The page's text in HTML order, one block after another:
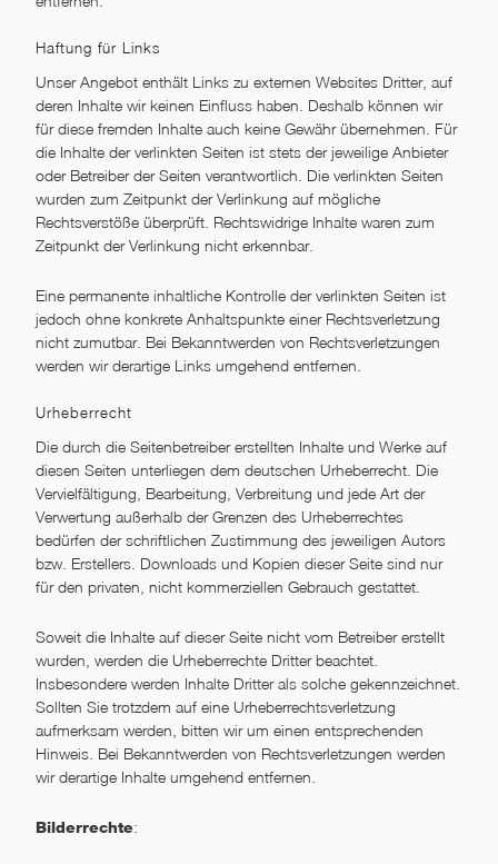
Haftung für Links
Unser Angebot enthält Links zu externen Websites Dritter, auf
deren Inhalte wir keinen Einfluss haben. Deshalb können wir
für diese fremden Inhalte auch keine Gewähr übernehmen. Für
die Inhalte der verlinkten Seiten ist stets der jeweilige Anbieter
oder Betreiber der Seiten verantwortlich. Die verlinkten Seiten
wurden zum Zeitpunkt der Verlinkung auf mögliche
Rechtsverstöße überprüft. Rechtswidrige Inhalte waren zum
Zeitpunkt der Verlinkung nicht erkennbar.
Eine permanente inhaltliche Kontrolle der verlinkten Seiten ist
jedoch ohne konkrete Anhaltspunkte einer Rechtsverletzung
nicht zumutbar. Bei Bekanntwerden von Rechtsverletzungen
werden wir derartige Links umgehend entfernen.
Urheberrecht
Die durch die Seitenbetreiber erstellten Inhalte und Werke auf
diesen Seiten unterliegen dem deutschen Urheberrecht. Die
Vervielfältigung, Bearbeitung, Verbreitung und jede Art der
Verwertung außerhalb der Grenzen des Urheberrechtes
bedürfen der schriftlichen Zustimmung des jeweiligen Autors
bzw. Erstellers. Downloads und Kopien dieser Seite sind nur
für den privaten, nicht kommerziellen Gebrauch gestattet.
Soweit die Inhalte auf dieser Seite nicht vom Betreiber erstellt
wurden, werden die Urheberrechte Dritter beachtet.
Insbesondere werden Inhalte Dritter als solche gekennzeichnet.
Sollten Sie trotzdem auf eine Urheberrechtsverletzung
aufmerksam werden, bitten wir um einen entsprechenden
Hinweis. Bei Bekanntwerden von Rechtsverletzungen werden
wir derartige Inhalte umgehend entfernen.
Bilderrechte: